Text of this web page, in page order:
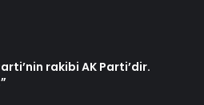
rakibi AK Parti’dir.